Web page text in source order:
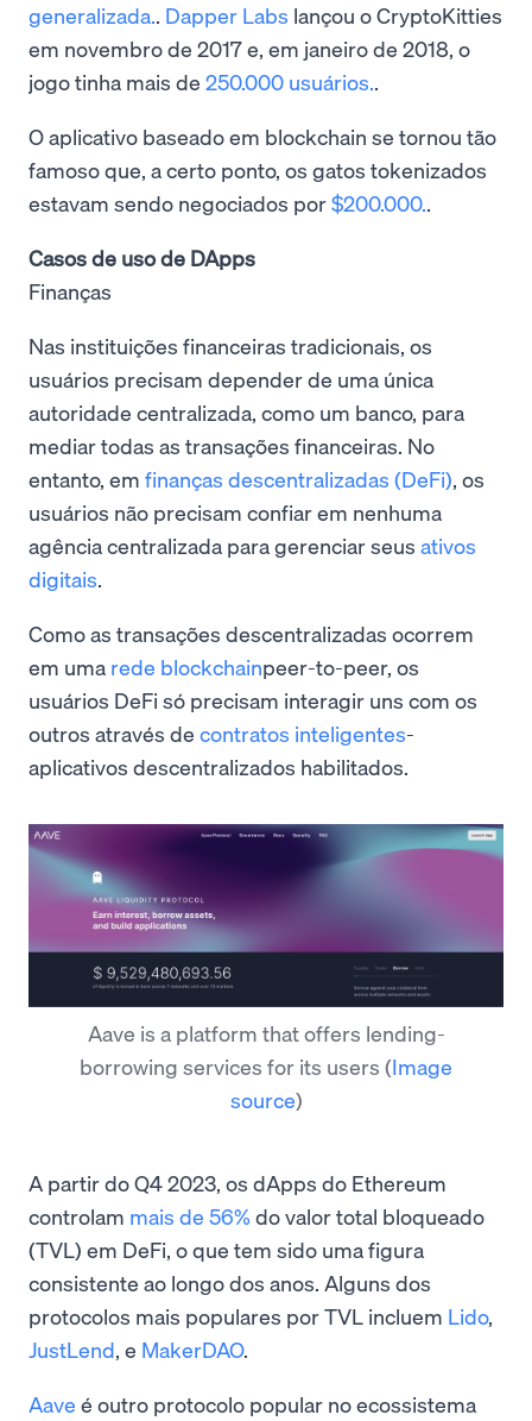
generalizada.. Dapper Labs lançou o CryptoKitties
em novembro de 2017 e, em janeiro de 2018, o
jogo tinha mais de 250.000 usuários..
O aplicativo baseado em blockchain se tornou tão
famoso que, a certo ponto, os gatos tokenizados
estavam sendo negociados por$200.000..
Casos de uso de DApps
Finanças
Nas instituições financeiras tradicionais, os
usuários precisam depender de uma única
autoridade centralizada, como um banco, para
mediar todas as transações financeiras. No
entanto, em finanças descentralizadas (DeFi), os
usuários não precisam confiar em nenhuma
agência centralizada para gerenciar seus ativos
digitais.
Como as transações descentralizadas ocorrem
em uma rede blockchainpeer-to-peer, os
usuários DeFi só precisam interagir uns com os
outros através de contratos inteligentes-
aplicativos descentralizados habilitados.
Aave is a platform that offers lending-
borrowing services for its users (Image
source)
A partir do Q4 2023, os dApps do Ethereum
controlam mais de 56% do valor total bloqueado
(TVL) em DeFi, o que tem sido uma figura
consistente ao longo dos anos. Alguns dos
protocolos mais populares por TVL incluem Lido,
JustLend, e MakerDAO.
Aave é outro protocolo popular no ecossistema